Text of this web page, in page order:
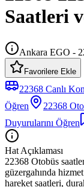
Saatleri
Ankara EGO -
Favorilere Ekle
22368 Canlı
Öğren
22368
Duyurularını Öğren
Hat Açıklaması
22368 Otobüs
güzergahında
hareket saatleri,